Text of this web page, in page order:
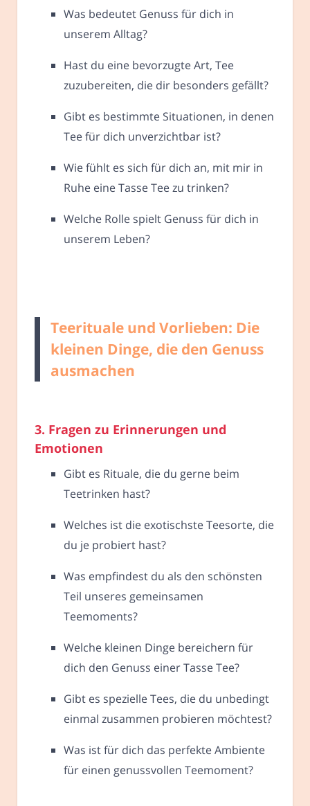
Was bedeutet Genuss für dich in
unserem Alltag?
Hast du eine bevorzugte Art, Tee
zuzubereiten, die dir besonders gefällt?
Gibt es bestimmte Situationen, in denen
Tee für dich unverzichtbar ist?
Wie fühlt es sich für dich an, mit mir in
Ruhe eine Tasse Tee zu trinken?
Welche Rolle spielt Genuss für dich in
unserem Leben?
Teerituale und Vorlieben: Die
kleinen Dinge, die den Genuss
ausmachen
3. Fragen zu Erinnerungen und
Emotionen
Gibt es Rituale, die du gerne beim
Teetrinken hast?
Welches ist die exotischste Teesorte, die
du je probiert hast?
Was empfindest du als den schönsten
Teil unseres gemeinsamen
Teemoments?
Welche kleinen Dinge bereichern für
dich den Genuss einer Tasse Tee?
Gibt es spezielle Tees, die du unbedingt
einmal zusammen probieren möchtest?
Was ist für dich das perfekte Ambiente
für einen genussvollen Teemoment?